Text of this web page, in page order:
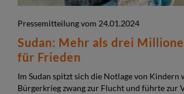
Pressemitteilung vom 24.01.2024
Sudan: Mehr als drei
für Frieden
Im Sudan spitzt sich die Notlage von Kindern
Bürgerkrieg zwang zur Flucht und führte zur